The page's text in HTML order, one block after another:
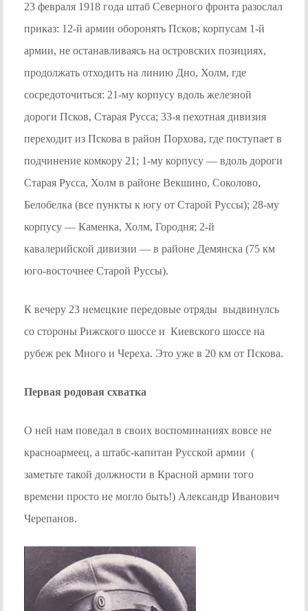
23 февраля 1918 года штаб Северного фронта разослал
приказ: 12-й армии оборонять Псков; корпусам 1-й
армии, не останавливаясь на островских позициях,
продолжать отходить на линию Дно, Холм, где
сосредоточиться: 21-му корпусу вдоль железной
дороги Псков, Старая Русса; 33-я пехотная дивизия
переходит из Пскова в район Порхова, где поступает в
подчинение комкору 21; 1-му корпусу — вдоль дороги
Старая Русса, Холм в районе Векшино, Соколово,
Белобелка (все пункты к югу от Старой Руссы); 28-му
корпусу — Каменка, Холм, Городня; 2-й
кавалерийской дивизии — в районе Демянска (75 км
юго-восточнее Старой Руссы).
К вечеру 23 немецкие передовые отряды выдвинулсь
со стороны Рижского шоссе и Киевского шоссе на
рубеж рек Много и Череха. Это уже в 20 км от Пскова.
Первая родовая схватка
О ней нам поведал в своих воспоминаниях вовсе не
красноармеец, а штабс-капитан Русской армии (
заметьте такой должности в Красной армии того
времени просто не могло быть!) Александр Иванович
Черепанов.